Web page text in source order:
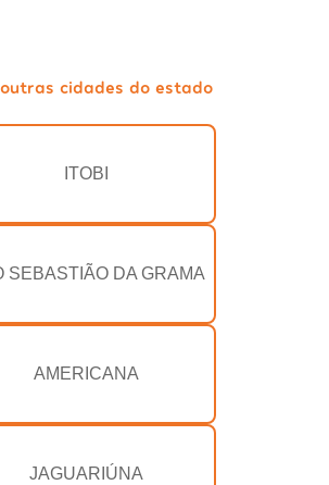
cidades do estado
ITOBI
SEBASTIÃO DA GRAMA
AMERICANA
JAGUARIÚNA